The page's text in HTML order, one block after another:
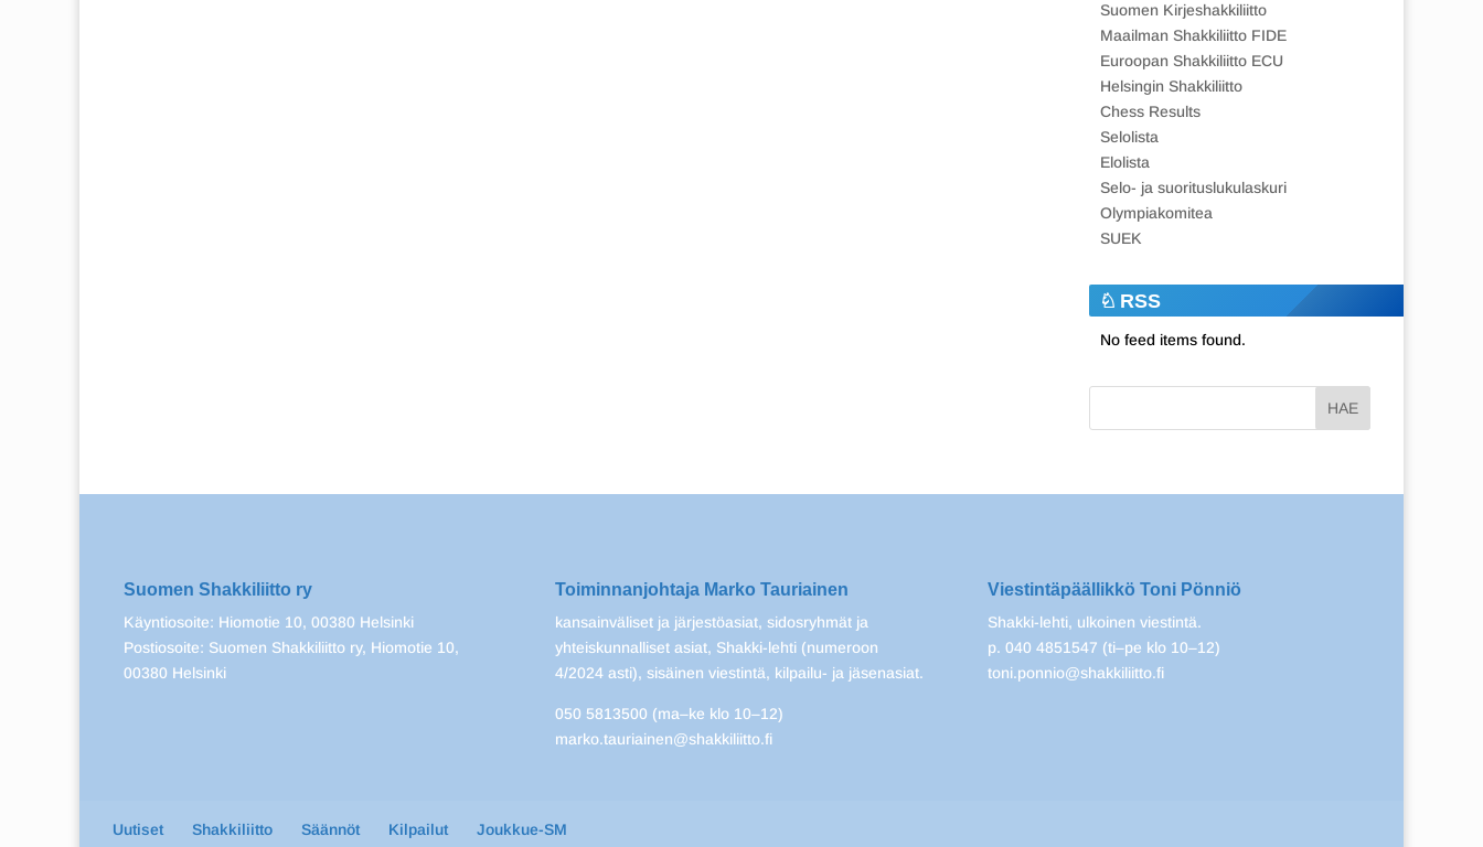
Suomen Kirjeshakkiliitto
Maailman Shakkiliitto FIDE
Euroopan Shakkiliitto ECU
Helsingin Shakkiliitto
Chess Results
Selolista
Elolista
Selo- ja suorituslukulaskuri
Olympiakomitea
SUEK
RSS
No feed items found.
Suomen Shakkiliitto ry
Käyntiosoite: Hiomotie 10, 00380 Helsinki
Postiosoite: Suomen Shakkiliitto ry, Hiomotie 10,
00380 Helsinki
Toiminnanjohtaja Marko Tauriainen
kansainväliset ja järjestöasiat, sidosryhmät ja
yhteiskunnalliset asiat, Shakki-lehti (numeroon
4/2024 asti), sisäinen viestintä, kilpailu- ja jäsenasiat.
050 5813500 (ma–ke klo 10–12)
marko.tauriainen@shakkiliitto.fi
Viestintäpäällikkö Toni Pönniö
Shakki-lehti, ulkoinen viestintä.
p. 040 4851547 (ti–pe klo 10–12)
toni.ponnio@shakkiliitto.fi
Uutiset Shakkiliitto Säännöt Kilpailut Joukkue-SM